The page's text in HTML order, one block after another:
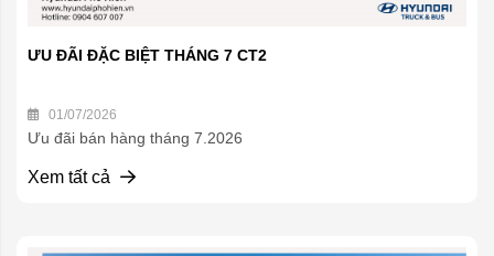
ƯU ĐÃI ĐẶC BIỆT THÁNG 7 CT2
01/07/2026
Ưu đãi bán hàng tháng 7.2026
Xem tất cả